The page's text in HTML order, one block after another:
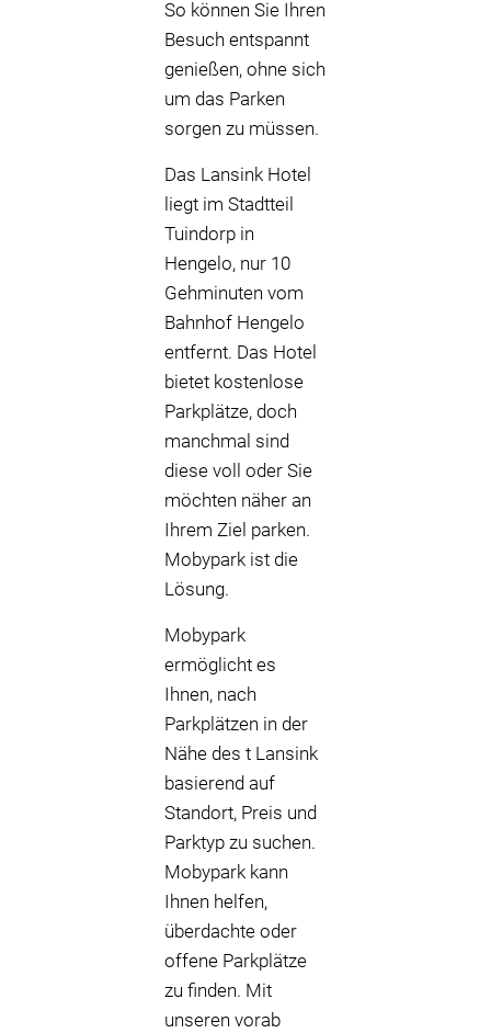
So können Sie Ihren
Besuch entspannt
genießen, ohne sich
um das Parken
sorgen zu müssen.
Das Lansink Hotel
liegt im Stadtteil
Tuindorp in
Hengelo, nur 10
Gehminuten vom
Bahnhof Hengelo
entfernt. Das Hotel
bietet kostenlose
Parkplätze, doch
manchmal sind
diese voll oder Sie
möchten näher an
Ihrem Ziel parken.
Mobypark ist die
Lösung.
Mobypark
ermöglicht es
Ihnen, nach
Parkplätzen in der
Nähe des t Lansink
basierend auf
Standort, Preis und
Parktyp zu suchen.
Mobypark kann
Ihnen helfen,
überdachte oder
offene Parkplätze
zu finden. Mit
unseren vorab